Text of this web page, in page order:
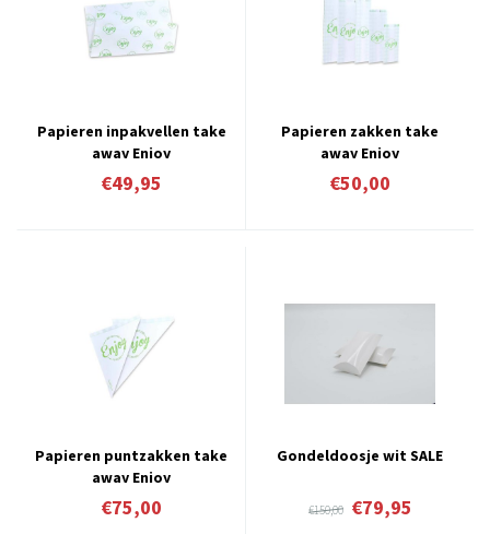
Papieren inpakvellen take
away Enjoy
€49,95
Papieren zakken take
away Enjoy
€50,00
Papieren puntzakken take
away Enjoy
€75,00
Gondeldoosje wit SALE
€150,00 €79,95